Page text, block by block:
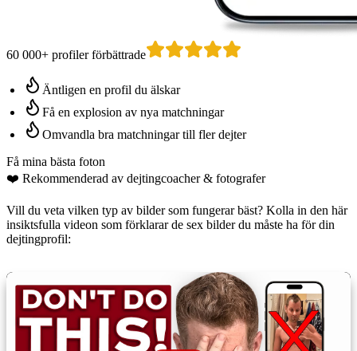
60 000+ profiler förbättrade
Äntligen en profil du älskar
Få en explosion av nya matchningar
Omvandla bra matchningar till fler dejter
Få mina bästa foton
❤️ Rekommenderad av dejtingcoacher & fotografer
Vill du veta vilken typ av bilder som fungerar bäst? Kolla in den här
insiktsfulla videon som förklarar de sex bilder du måste ha för din
dejtingprofil: